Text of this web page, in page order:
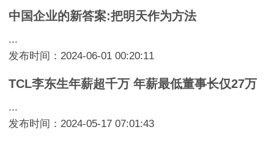
中国企业的新答案:把明天作为方法
...
发布时间：2024-06-01 00:20:11
TCL李东生年薪超千万 年薪最低董事长仅27万
...
发布时间：2024-05-17 07:01:43